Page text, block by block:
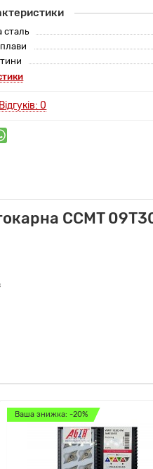
сталь
Відгуків: 0
CCMT
Ваша знижка: -20%